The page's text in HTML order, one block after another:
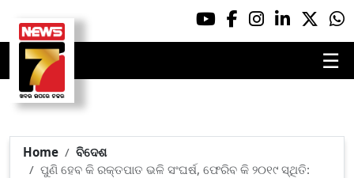
☰
Home
ବିଦେଶ
ପୁଣି ହେବ କି ରକ୍ତପାତ ଭଳି ସଂଘର୍ଷ, ଫେରିବ କି ୨୦୧୯ ସ୍ଥିତି: